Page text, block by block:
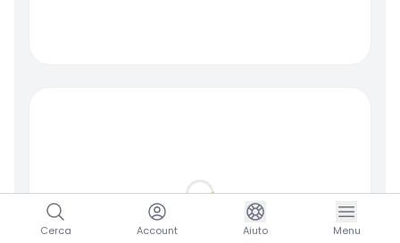
Loading...
Cerca Account Aiuto Menu